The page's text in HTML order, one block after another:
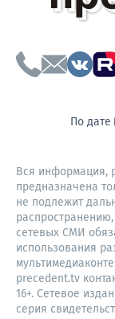
По дате
Вся информация,
предназначена
не подлежит
сетевых СМИ
использования
precedent.tv
16+. Сетевое
серия